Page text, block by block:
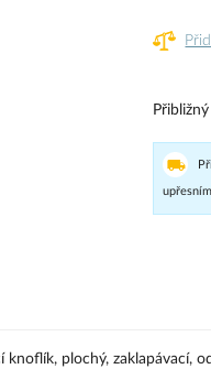
plochý, zaklapávací,